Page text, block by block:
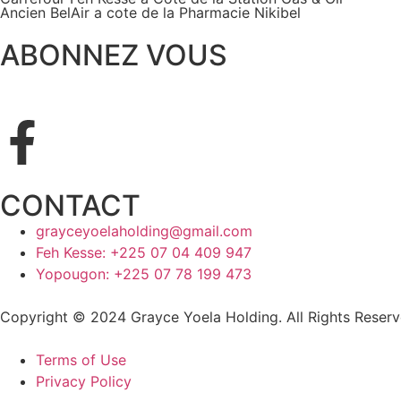
Ancien BelAir a cote de la Pharmacie Nikibel
ABONNEZ VOUS
CONTACT
grayceyoelaholding@gmail.com
Feh Kesse: +225 07 04 409 947
Yopougon: +225 07 78 199 473
Copyright © 2024 Grayce Yoela Holding. All Rights
Terms of Use
Privacy Policy